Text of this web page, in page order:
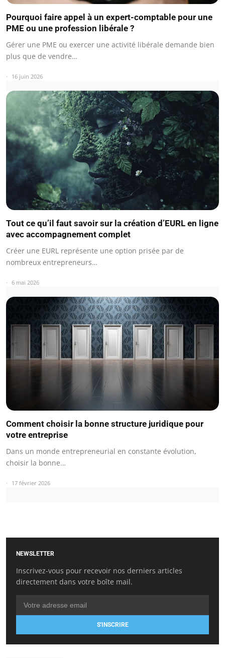
Pourquoi faire appel à un expert-comptable pour une
PME ou une profession libérale ?
Gérer une PME ou exercer une activité libérale demande bien
plus que de vendre…
16 juin 2026
Tout ce qu’il faut savoir sur la création d’EURL en ligne
avec accompagnement complet
Créer une EURL représente une option prisée par de
nombreux entrepreneurs…
6 mai 2026
Comment choisir la bonne structure juridique pour
votre entreprise
Dans un monde entrepreneurial en constante évolution,
choisir la bonne…
17 février 2026
NEWSLETTER
Inscrivez-vous pour recevoir nos derniers articles
directement dans votre boîte mail.
S'INSCRIRE